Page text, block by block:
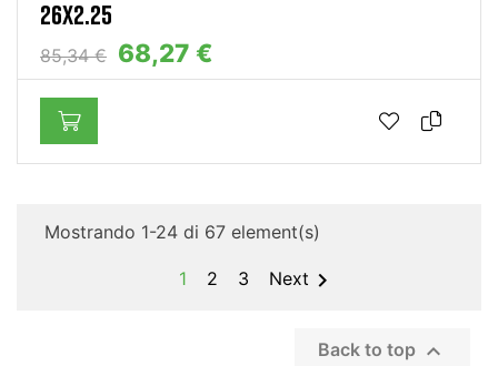
26X2.25
85,34 € 68,27 €
Mostrando 1-24 di 67 element(s)
1 2 3 Next 
Back to top 